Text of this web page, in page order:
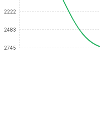
2222
2483
2745